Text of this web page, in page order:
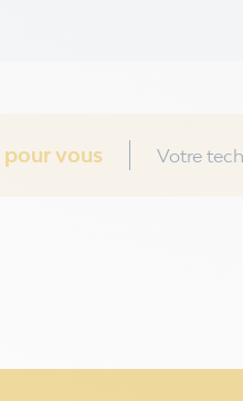
pour vous Votre